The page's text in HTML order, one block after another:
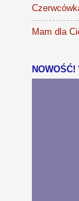
Mam dla
NOWOŚĆ!